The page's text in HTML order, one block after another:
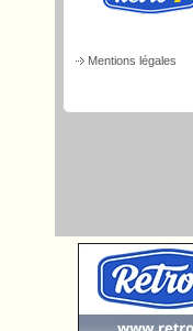
Mentions légales